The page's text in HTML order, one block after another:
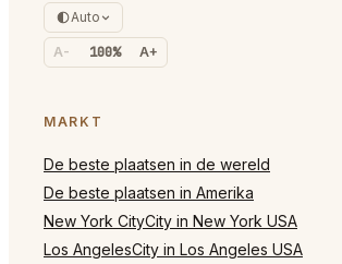
Auto
A- 100% A+
MARKT
De beste plaatsen in de wereld
De beste plaatsen in Amerika
New York CityCity in New York USA
Los AngelesCity in Los Angeles USA